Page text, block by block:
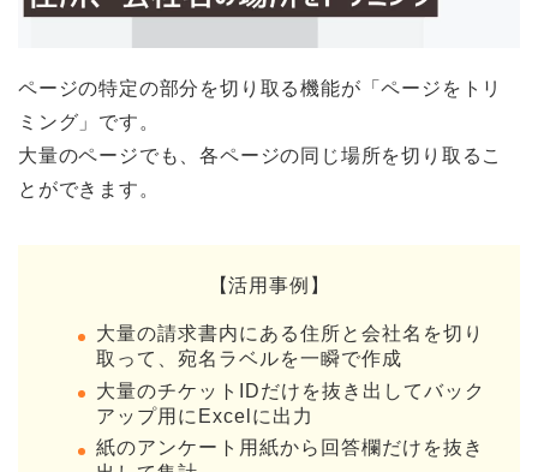
ページの特定の部分を切り取る機能が「ページをトリ
ミング」です。
大量のページでも、各ページの同じ場所を切り取るこ
とができます。
【活用事例】
大量の請求書内にある住所と会社名を切り
取って、宛名ラベルを一瞬で作成
大量のチケットIDだけを抜き出してバック
アップ用にExcelに出力
紙のアンケート用紙から回答欄だけを抜き